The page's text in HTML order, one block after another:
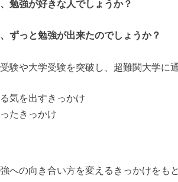
勉強が好きな人でしょうか？
ずっと勉強が出来たのでしょうか？
験や大学受験を突破し、超難関大学に
気を出すきっかけ
たきっかけ
への向き合い方を変えるきっかけをも